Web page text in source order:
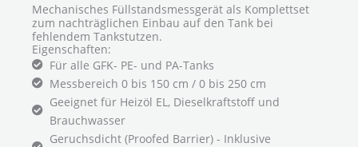
Mechanisches Füllstandsmessgerät als Komplettset
zum nachträglichen Einbau auf den Tank bei
fehlendem Tankstutzen.
Eigenschaften:
Für alle GFK- PE- und PA-Tanks
Messbereich 0 bis 150 cm / 0 bis 250 cm
Geeignet für Heizöl EL, Dieselkraftstoff und
Brauchwasser
Geruchsdicht (Proofed Barrier) - Inklusive